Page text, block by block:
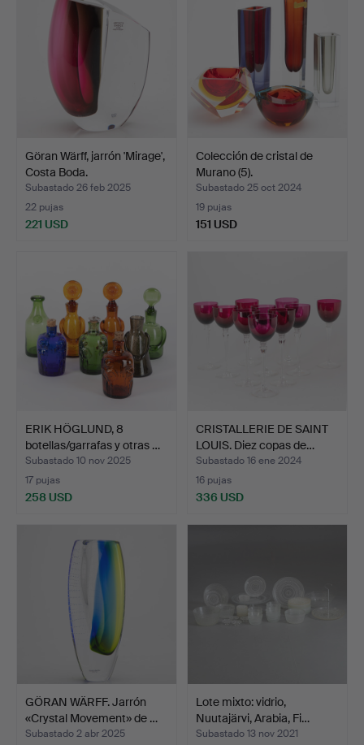
Göran Wärff, jarrón 'Mirage',
Costa Boda.
Subastado 26 feb 2025
22 pujas
221 USD
Colección de cristal de
Murano (5).
Subastado 25 oct 2024
19 pujas
151 USD
ERIK HÖGLUND, 8
botellas/garrafas y otras …
Subastado 10 nov 2025
17 pujas
258 USD
CRISTALLERIE DE SAINT
LOUIS. Diez copas de…
Subastado 16 ene 2024
16 pujas
336 USD
GÖRAN WÄRFF. Jarrón
«Crystal Movement» de …
Subastado 2 abr 2025
Lote mixto: vidrio,
Nuutajärvi, Arabia, Fi…
Subastado 13 nov 2021